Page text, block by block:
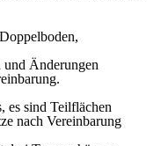
und Änderungen
es sind Teilflächen
nach Vereinbarung